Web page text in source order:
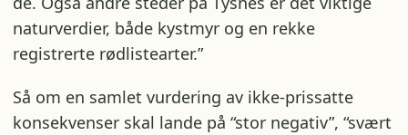
naturverdier, både kystmyr og en rekke
registrerte rødlistearter.”
Så om en samlet vurdering av ikke-prissatte
konsekvenser skal lande på “stor negativ”, “svært